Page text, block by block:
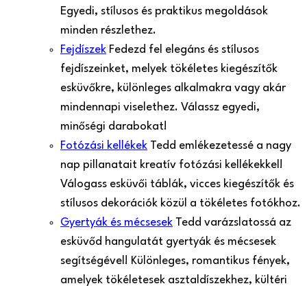
Egyedi, stílusos és praktikus megoldások
minden részlethez.
Fejdíszek Fedezd fel elegáns és stílusos
fejdíszeinket, melyek tökéletes kiegészítők
esküvőkre, különleges alkalmakra vagy akár
mindennapi viselethez. Válassz egyedi,
minőségi darabokat!
Fotózási kellékek Tedd emlékezetessé a nagy
nap pillanatait kreatív fotózási kellékekkel!
Válogass esküvői táblák, vicces kiegészítők és
stílusos dekorációk közül a tökéletes fotókhoz.
Gyertyák és mécsesek Tedd varázslatossá az
esküvőd hangulatát gyertyák és mécsesek
segítségével! Különleges, romantikus fények,
amelyek tökéletesek asztaldíszekhez, kültéri